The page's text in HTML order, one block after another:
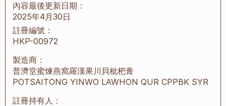
內容最後更新日期：
2025年4月30日
註冊編號：
HKP-00972
製造商：
普濟堂蜜煉燕窩羅漢果川貝枇杷膏
POTSAITONG YINWO LAWHON QUR CPPBK SYR
註冊持有人：